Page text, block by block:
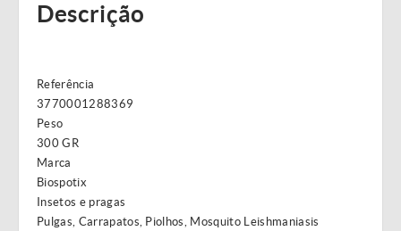
Descrição
Referência
3770001288369
Peso
300 GR
Marca
Biospotix
Insetos e pragas
Pulgas, Carrapatos, Piolhos, Mosquito Leishmaniasis